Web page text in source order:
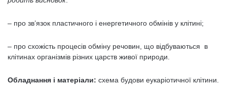
– про зв’язок пластичного і енергетичного обмінів у клітині;
– про схожість процесів обміну речовин, що відбуваються в
клітинах організмів різних царств живої природи.
Обладнання і матеріали: схема будови еукаріотичної клітини.